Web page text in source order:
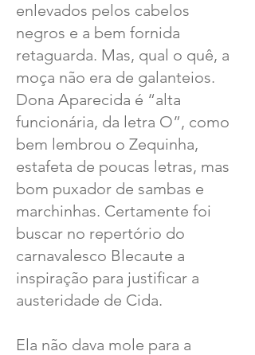
enlevados pelos cabelos
negros e a bem fornida
retaguarda. Mas, qual o quê, a
moça não era de galanteios.
Dona Aparecida é “alta
funcionária, da letra O”, como
bem lembrou o Zequinha,
estafeta de poucas letras, mas
bom puxador de sambas e
marchinhas. Certamente foi
buscar no repertório do
carnavalesco Blecaute a
inspiração para justificar a
austeridade de Cida.
Ela não dava mole para a